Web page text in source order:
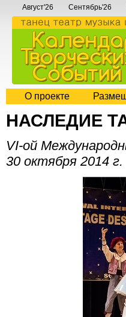
Август'26 Сентябрь'26
О проекте
НАСЛЕДИЕ
VI-ой
30 октября 2014 г.